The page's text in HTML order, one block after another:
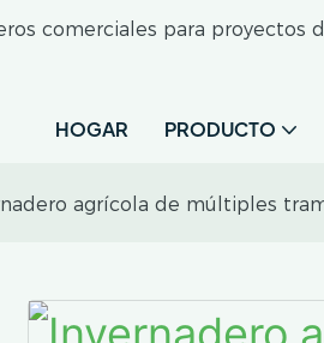
comerciales para proyectos
HOGAR PRODUCTO
agrícola de múltiples